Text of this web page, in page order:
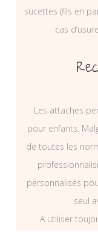
sucettes (fils en
cas
Les attaches
pour enfants.
de toutes les
personnalisés
seul
A utiliser